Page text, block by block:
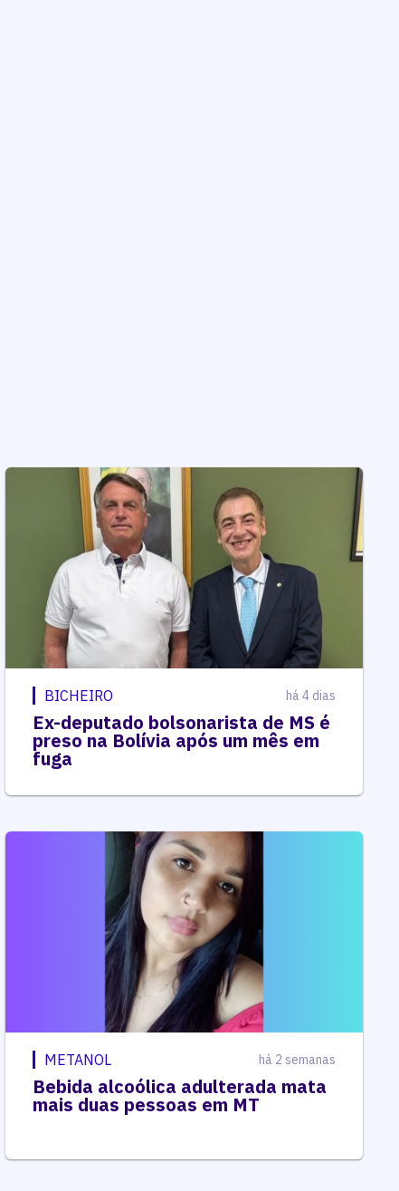
BICHEIRO há 4 dias
Ex-deputado bolsonarista de MS é
preso na Bolívia após um mês em
fuga
METANOL há 2 semanas
Bebida alcoólica adulterada mata
mais duas pessoas em MT